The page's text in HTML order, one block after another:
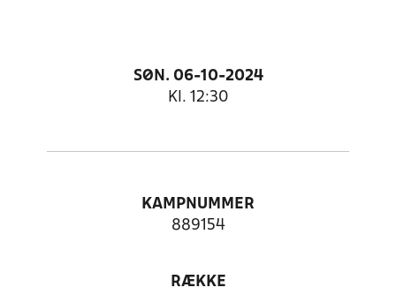
SØN. 06-10-2024
Kl. 12:30
KAMPNUMMER
889154
RÆKKE